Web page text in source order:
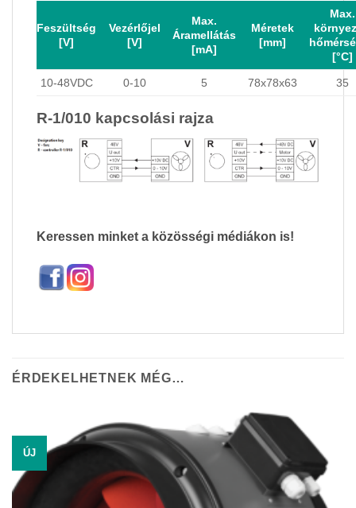
10-48VDC 0-10 5 78x78x63 35
Feszültség
[V]
Vezérlőjel
[V]
Max.
Áramellátás
[mA]
Méretek
[mm]
Max.
[°C]
R-1/010 kapcsolási rajza
Keressen minket a közösségi médiákon is!
ÉRDEKELHETNEK MÉG…
ÚJ